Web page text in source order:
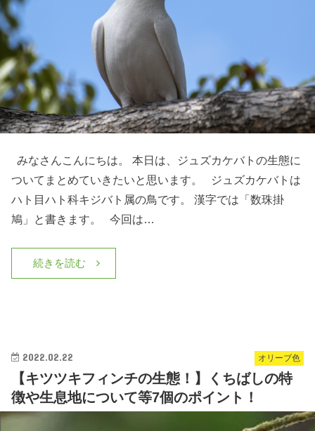
みなさんこんにちは。 本日は、ジュズカケバトの生態に
ついてまとめていきたいと思います。 ジュズカケバトは
ハト目ハト科キジバト属の鳥です。 漢字では「数珠掛
鳩」と書きます。 今回は…
続きを読む
2022.02.22 オリーブ色
【キツツキフィンチの生態！】くちばしの特
徴や生息地について等7個のポイント！